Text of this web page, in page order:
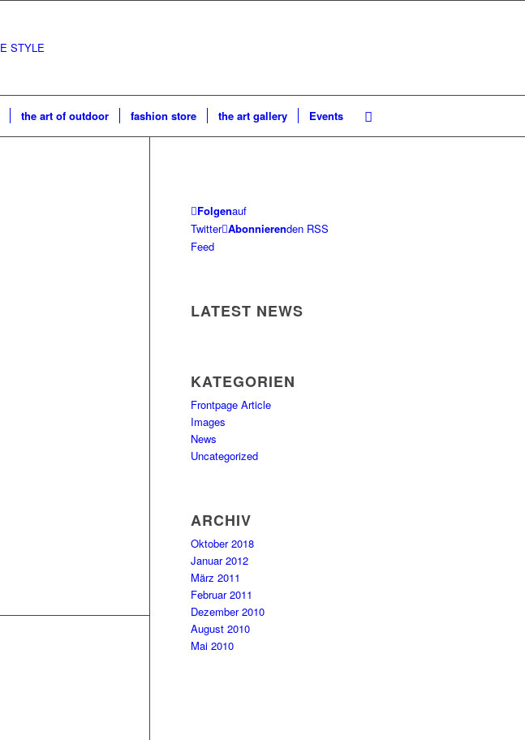
the art of outdoor fashion store the art gallery Events
Folgenauf
Twitter Abonnierenden RSS
Feed
LATEST NEWS
KATEGORIEN
Frontpage Article
Images
News
Uncategorized
ARCHIV
Oktober 2018
Januar 2012
März 2011
Februar 2011
Dezember 2010
August 2010
Mai 2010